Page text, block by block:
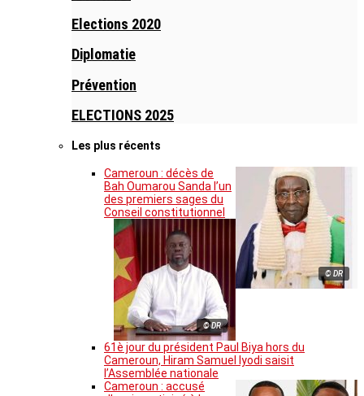
Elections 2020
Diplomatie
Prévention
ELECTIONS 2025
Les plus récents
© DR
Cameroun : décès de
Bah Oumarou Sanda l’un
des premiers sages du
Conseil constitutionnel
© DR
61è jour du président Paul Biya hors du
Cameroun, Hiram Samuel Iyodi saisit
l’Assemblée nationale
Cameroun : accusé